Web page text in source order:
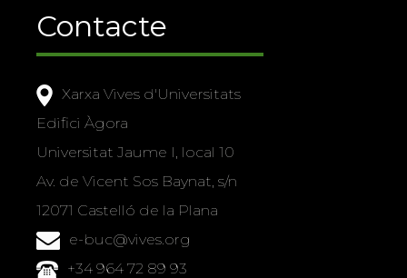
Contacte
Xarxa Vives d'Universitats
Edifici Àgora
Universitat Jaume I, local 10
Av. de Vicent Sos Baynat, s/n
12071 Castelló de la Plana
e-buc@vives.org
+34 964 72 89 93